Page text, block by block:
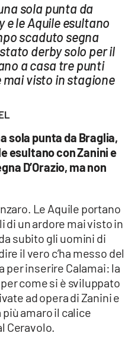
sola punta da
e le Aquile esultano
scaduto segna
stato derby solo per il
a casa tre punti
visto in stagione
sola punta da Braglia,
esultano con Zanini e
D’Orazio, ma non
Le Aquile portano
di un ardore mai visto in
subito gli uomini di
il vero c’ha messo del
per inserire Calamai: la
come si è sviluppato
ad opera di Zanini e
amaro il calice
Ceravolo.